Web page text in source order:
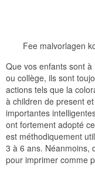
Fee malvorlagen
Que vos enfants sont à
ou collège, ils sont
actions tels que la
à children de present
importantes
ont fortement adopté
est méthodiquement
3 à 6 ans. Néanmoins,
pour imprimer comme